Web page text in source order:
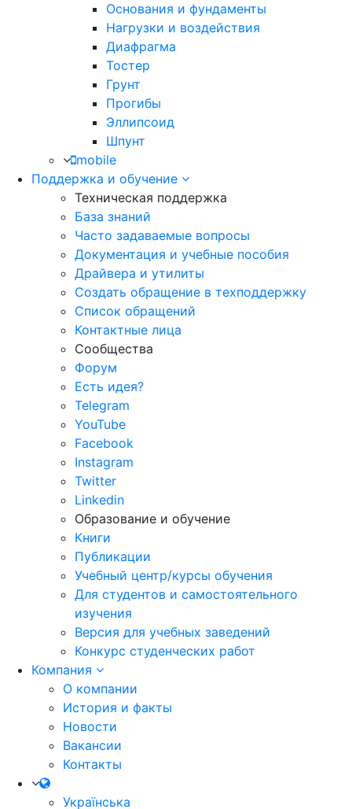
Основания и фундаменты
Нагрузки и воздействия
Диафрагма
Тостер
Грунт
Прогибы
Эллипсоид
Шпунт
mobile
Поддержка и обучение
Техническая поддержка
База знаний
Часто задаваемые вопросы
Документация и учебные пособия
Драйвера и утилиты
Создать обращение в техподдержку
Список обращений
Контактные лица
Сообщества
Форум
Есть идея?
Telegram
YouTube
Facebook
Instagram
Twitter
Linkedin
Образование и обучение
Книги
Публикации
Учебный центр/курсы обучения
Для студентов и самостоятельного
изучения
Версия для учебных заведений
Конкурс студенческих работ
Компания
О компании
История и факты
Новости
Вакансии
Контакты
Українська